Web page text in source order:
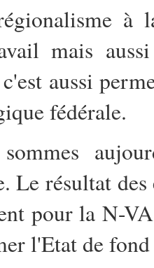
à
mais
aussi
fédérale.
Le résultat
pour la N-
l'Etat de